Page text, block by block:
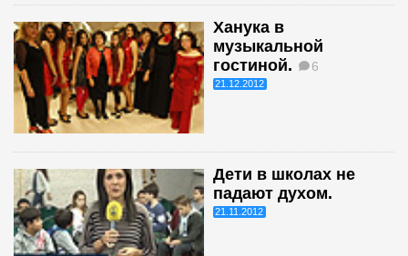
Ханука в
музыкальной
гостиной.
6
21.12.2012
Дети в школах не
падают духом.
21.11.2012